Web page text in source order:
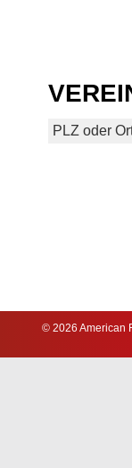
© 2026 American